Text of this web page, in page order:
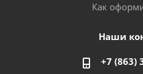
Как
Наши
+7 (863)